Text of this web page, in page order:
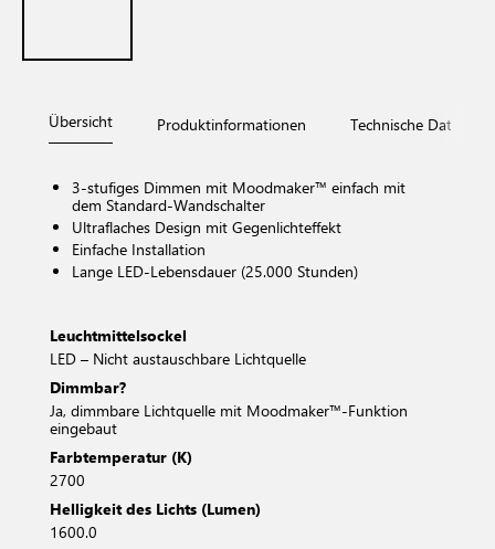
Übersicht Produktinformationen Technische Daten
3-stufiges Dimmen mit Moodmaker™ einfach mit
dem Standard-Wandschalter
Ultraflaches Design mit Gegenlichteffekt
Einfache Installation
Lange LED-Lebensdauer (25.000 Stunden)
Leuchtmittelsockel
LED – Nicht austauschbare Lichtquelle
Dimmbar?
Ja, dimmbare Lichtquelle mit Moodmaker™-Funktion
eingebaut
Farbtemperatur (K)
2700
Helligkeit des Lichts (Lumen)
1600.0